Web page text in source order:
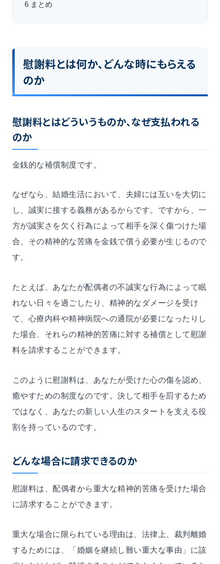
6 まとめ
慰謝料とは何か、どんな時にもらえる
のか
慰謝料とはどういうものか、なぜ支払われる
のか
金銭的な補償制度です。
なぜなら、結婚生活において、夫婦には互いを大切に
し、誠実に接する義務があるからです。ですから、一
方が誠実さを欠く行為によって相手を深く傷つけた場
合、その精神的な苦痛を金銭で償う必要が生じるので
す。
たとえば、あなたが配偶者の不誠実な行為によって眠
れない日々を過ごしたり、精神的なダメージを受け
て、心療内科や精神病院への通院が必要になったりし
た場合、それらの精神的苦痛に対する補償として慰謝
料を請求することができます。
このように慰謝料は、あなたが受けた心の傷を認め、
癒やすための制度なのです。決して相手を罰するため
ではなく、あなたの新しい人生のスタートを支える役
割を持っているのです。
どんな場合に請求できるのか
慰謝料は、配偶者から重大な精神的苦痛を受けた場合
に請求することができます。
重大な場合に限られている理由は、法律上、裁判離婚
するためには、「婚姻を継続し難い重大な事由」に該